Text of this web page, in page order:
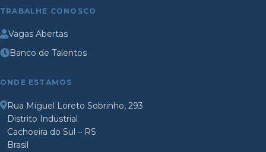
TRABALHE CONOSCO
Vagas Abertas
Banco de Talentos
ONDE ESTAMOS
Rua Miguel Loreto Sobrinho, 293
Distrito Industrial
Cachoeira do Sul – RS
Brasil